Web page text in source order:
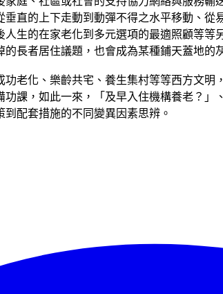
直的上下走動到動彈不得之水平移動、
生的在家老化到多元選項的最適照顧等
長者居住議題，也會成為某種鋪天蓋地的
老化、樂齡共宅、養生集村等等西方文
課，如此一來，「及早入住機構養老？
配套措施的不同變異因素思辨。